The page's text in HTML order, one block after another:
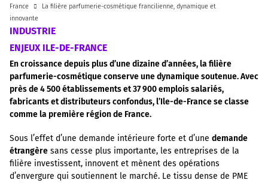
France
La filière parfumerie-cosmétique francilienne, dynamique et
innovante
INDUSTRIE
ENJEUX ILE-DE-FRANCE
En croissance depuis plus d’une dizaine d’années, la filière
parfumerie-cosmétique conserve une dynamique soutenue. Avec
près de 4 500 établissements et 37 900 emplois salariés,
fabricants et distributeurs confondus, l’Ile-de-France se classe
comme la première région de France.
Sous l’effet d’une demande intérieure forte et d’une demande
étrangère sans cesse plus importante, les entreprises de la
filière investissent, innovent et mènent des opérations
d’envergure qui soutiennent le marché. Le tissu dense de PME